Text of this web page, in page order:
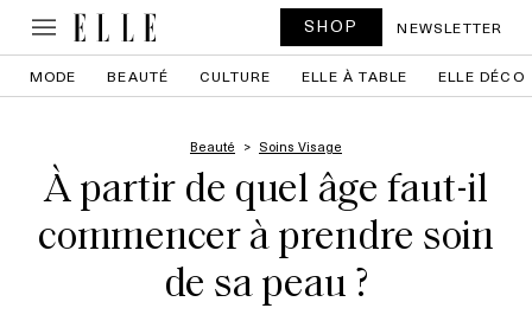
SHOP NEWSLETTER
MODE BEAUTÉ CULTURE ELLE À TABLE ELLE DÉCO
Beauté Soins Visage
À partir de quel âge faut-il
commencer à prendre soin
de sa peau ?